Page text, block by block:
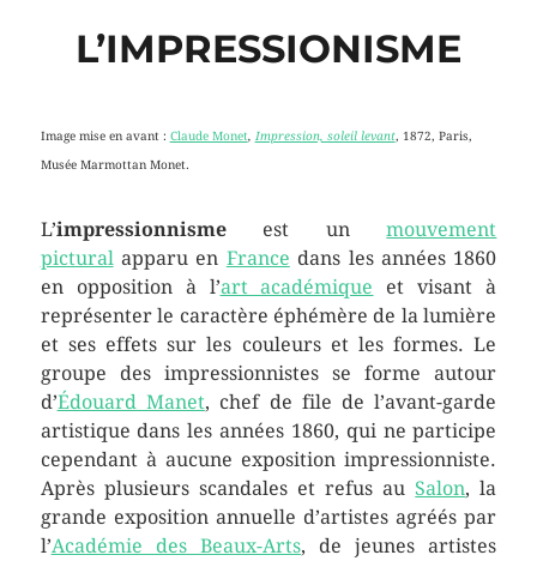
L’IMPRESSIONISME
Image mise en avant : Claude Monet, Impression, soleil levant, 1872, Paris,
Musée Marmottan Monet.
L’impressionnismeest unmouvement
picturalapparu en France dans les années 1860
en opposition à l’art académique et visant à
représenter le caractère éphémère de la lumière
et ses effets sur les couleurs et les formes. Le
groupe des impressionnistes se forme autour
d’Édouard Manet, chef de file de l’avant-garde
artistique dans les années 1860, qui ne participe
cependant à aucune exposition impressionniste.
Après plusieurs scandales et refus auSalon, la
grande exposition annuelle d’artistes agréés par
l’Académie des Beaux-Arts, de jeunes artistes